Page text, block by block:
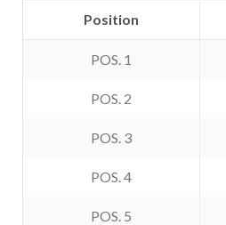
Position
POS. 1
POS. 2
POS. 3
POS. 4
POS. 5